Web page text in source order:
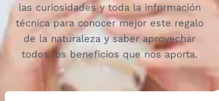
las curiosidades y toda la información
técnica para conocer mejor este regalo
de la naturaleza y saber aprovechar
todos los beneficios que nos aporta.